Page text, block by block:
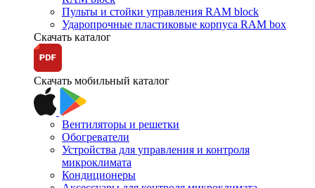
Пульты и стойки управления RAM block
Ударопрочные пластиковые корпуса RAM box
Скачать каталог
Скачать мобильный каталог
Вентиляторы и решетки
Обогреватели
Устройства для управления и контроля
микроклимата
Кондиционеры